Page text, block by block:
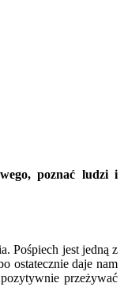
poznać ludzi i
Pośpiech jest jedną z
ostatecznie daje nam
przeżywać